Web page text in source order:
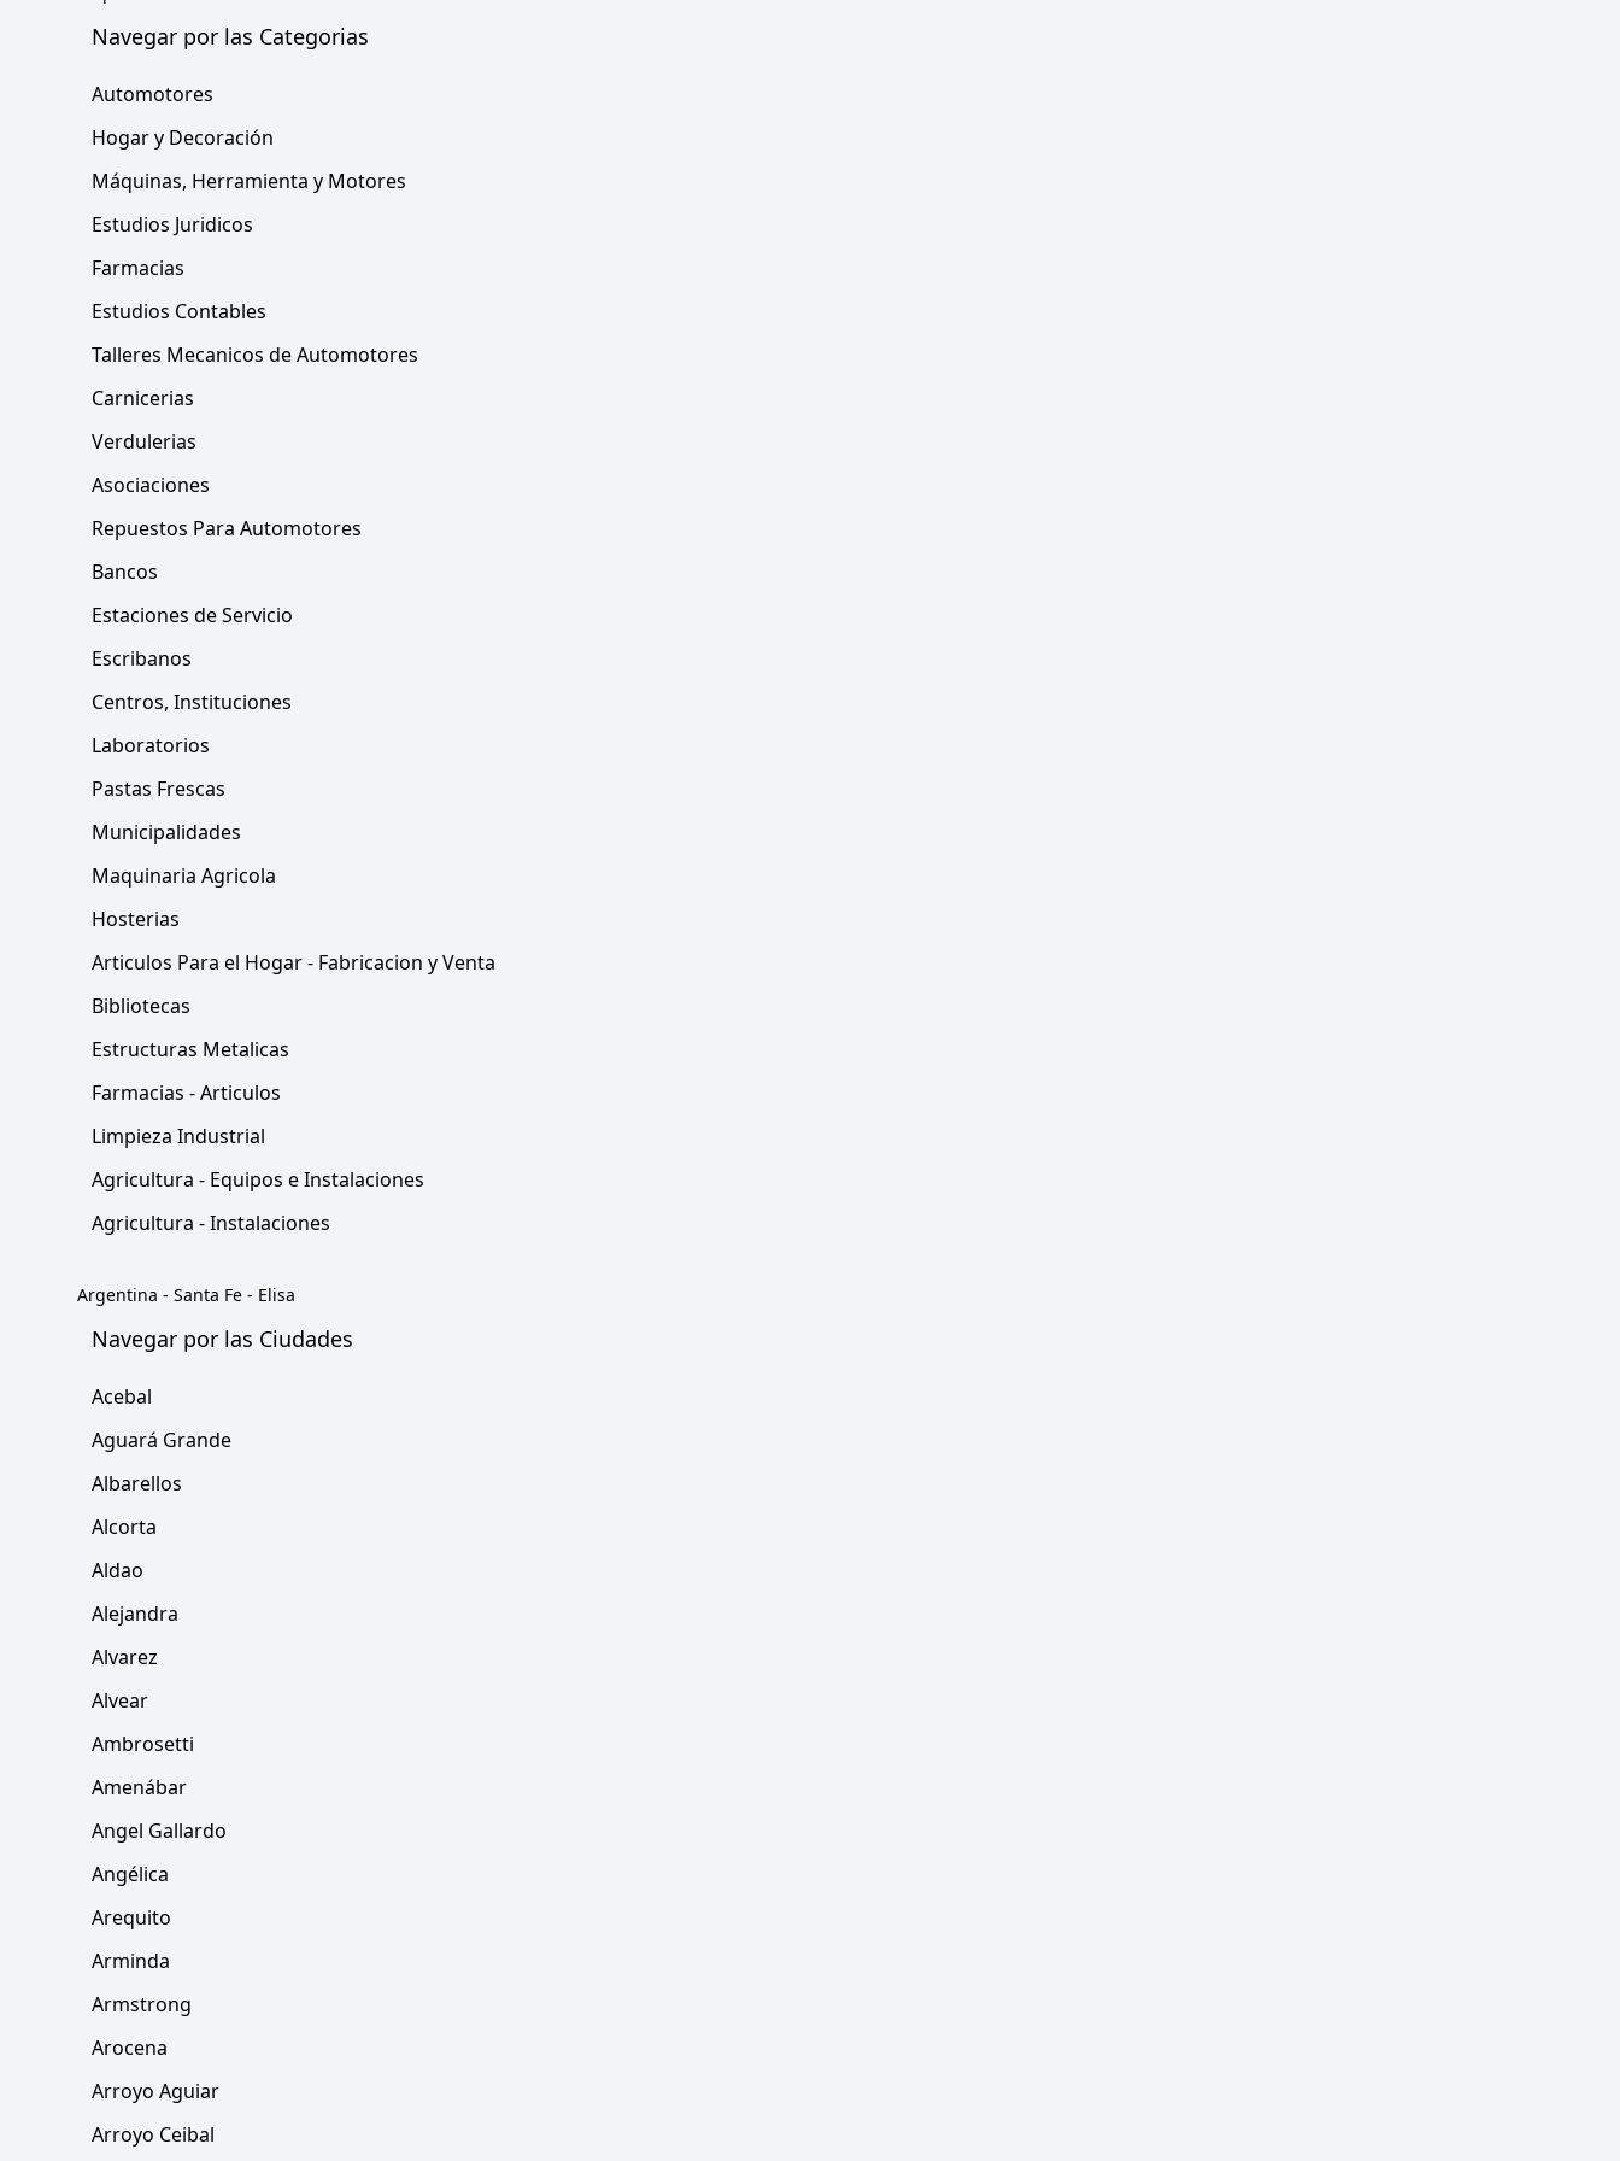
Navegar por las Categorias
Automotores
Hogar y Decoración
Máquinas, Herramienta y Motores
Estudios Juridicos
Farmacias
Estudios Contables
Talleres Mecanicos de Automotores
Carnicerias
Verdulerias
Asociaciones
Repuestos Para Automotores
Bancos
Estaciones de Servicio
Escribanos
Centros, Instituciones
Laboratorios
Pastas Frescas
Municipalidades
Maquinaria Agricola
Hosterias
Articulos Para el Hogar - Fabricacion y Venta
Bibliotecas
Estructuras Metalicas
Farmacias - Articulos
Limpieza Industrial
Agricultura - Equipos e Instalaciones
Agricultura - Instalaciones
Argentina - Santa Fe - Elisa
Navegar por las Ciudades
Acebal
Aguará Grande
Albarellos
Alcorta
Aldao
Alejandra
Alvarez
Alvear
Ambrosetti
Amenábar
Angel Gallardo
Angélica
Arequito
Arminda
Armstrong
Arocena
Arroyo Aguiar
Arroyo Ceibal